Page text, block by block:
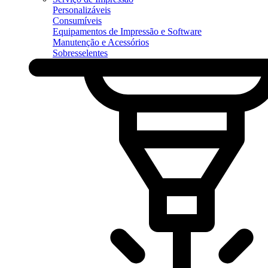
Personalizáveis
Consumíveis
Equipamentos de Impressão e Software
Manutenção e Acessórios
Sobresselentes